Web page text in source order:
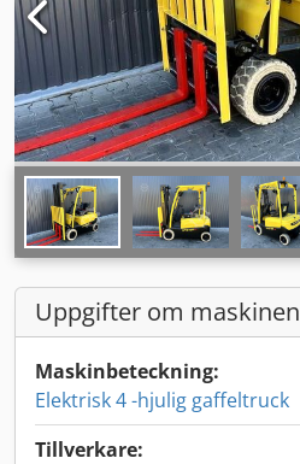
Uppgifter om maskinen
Maskinbeteckning:
Elektrisk 4 -hjulig gaffeltruck
Tillverkare: